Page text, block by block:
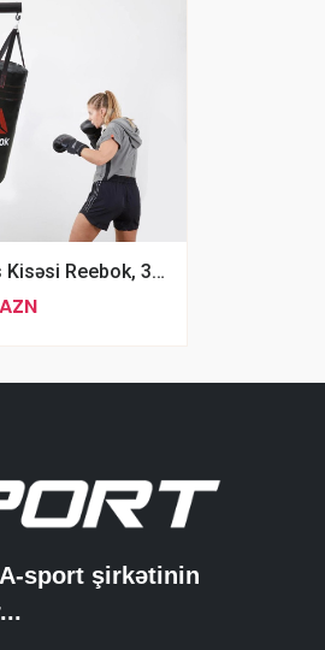
Boks Kisəsi Reebok, 30 Sm, Qara Rengli Qruşa
A-sport şirkətinin